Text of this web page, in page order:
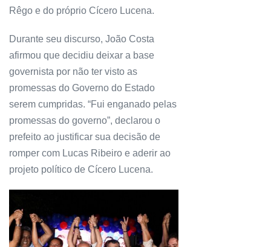
Rêgo e do próprio Cícero Lucena.
Durante seu discurso, João Costa
afirmou que decidiu deixar a base
governista por não ter visto as
promessas do Governo do Estado
serem cumpridas. “Fui enganado pelas
promessas do governo”, declarou o
prefeito ao justificar sua decisão de
romper com Lucas Ribeiro e aderir ao
projeto político de Cícero Lucena.